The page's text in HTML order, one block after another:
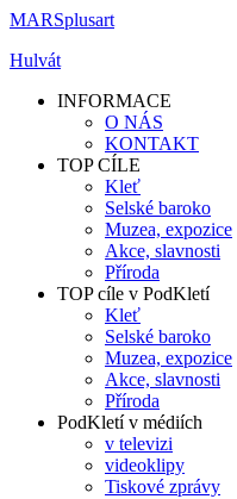
MARSplusart
Hulvát
INFORMACE
O NÁS
KONTAKT
TOP CÍLE
Kleť
Selské baroko
Muzea, expozice
Akce, slavnosti
Příroda
TOP cíle v PodKletí
Kleť
Selské baroko
Muzea, expozice
Akce, slavnosti
Příroda
PodKletí v médiích
v televizi
videoklipy
Tiskové zprávy